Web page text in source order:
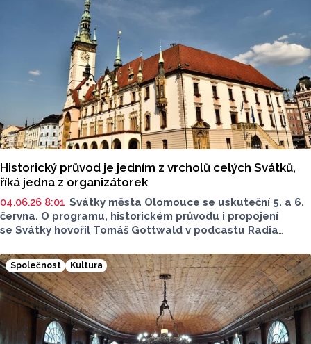
referentka oddělení organizace společenských akcí
města Olomouce Anna Šmídková.
Historický průvod je jedním z vrcholů celých Svátků,
říká jedna z organizátorek
04.06.26 8:01 Svátky města Olomouce se uskuteční 5. a 6.
června. O programu, historickém průvodu i propojení
se Svátky hovořil Tomáš Gottwald v podcastu Radia
organizace společenských akcí statutárního města
Olomouce.
Společnost Kultura